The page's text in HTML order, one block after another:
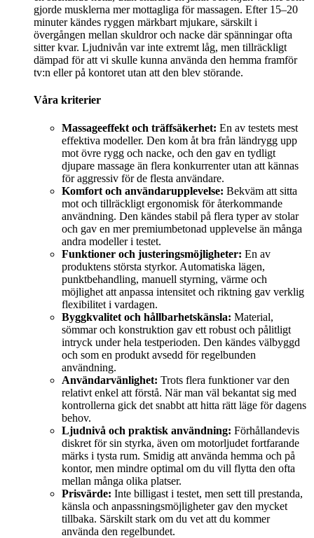
gjorde musklerna mer mottagliga för massagen. Efter 15–20
minuter kändes ryggen märkbart mjukare, särskilt i
övergången mellan skuldror och nacke där spänningar ofta
sitter kvar. Ljudnivån var inte extremt låg, men tillräckligt
dämpad för att vi skulle kunna använda den hemma framför
tv:n eller på kontoret utan att den blev störande.
Våra kriterier
Massageeffekt och träffsäkerhet: En av testets mest
effektiva modeller. Den kom åt bra från ländrygg upp
mot övre rygg och nacke, och den gav en tydligt
djupare massage än flera konkurrenter utan att kännas
för aggressiv för de flesta användare.
Komfort och användarupplevelse: Bekväm att sitta
mot och tillräckligt ergonomisk för återkommande
användning. Den kändes stabil på flera typer av stolar
och gav en mer premiumbetonad upplevelse än många
andra modeller i testet.
Funktioner och justeringsmöjligheter: En av
produktens största styrkor. Automatiska lägen,
punktbehandling, manuell styrning, värme och
möjlighet att anpassa intensitet och riktning gav verklig
flexibilitet i vardagen.
Byggkvalitet och hållbarhetskänsla: Material,
sömmar och konstruktion gav ett robust och pålitligt
intryck under hela testperioden. Den kändes välbyggd
och som en produkt avsedd för regelbunden
användning.
Användarvänlighet: Trots flera funktioner var den
relativt enkel att förstå. När man väl bekantat sig med
kontrollerna gick det snabbt att hitta rätt läge för dagens
behov.
Ljudnivå och praktisk användning: Förhållandevis
diskret för sin styrka, även om motorljudet fortfarande
märks i tysta rum. Smidig att använda hemma och på
kontor, men mindre optimal om du vill flytta den ofta
mellan många olika platser.
Prisvärde: Inte billigast i testet, men sett till prestanda,
känsla och anpassningsmöjligheter gav den mycket
tillbaka. Särskilt stark om du vet att du kommer
använda den regelbundet.